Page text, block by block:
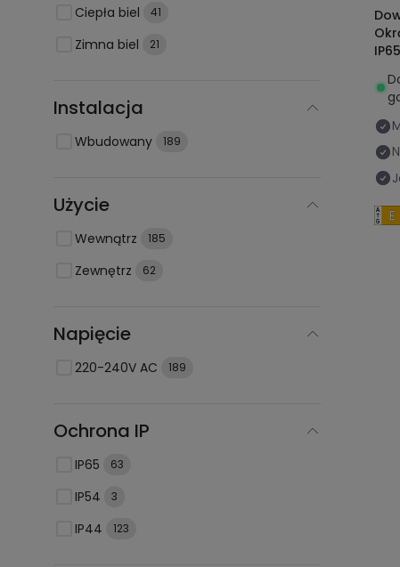
Ciepła biel 41
Zimna biel 21
Instalacja
Wbudowany 189
Użycie
Wewnątrz 185
Zewnętrz 62
Napięcie
220-240V AC 189
Ochrona IP
IP65 63
IP54 3
IP44 123